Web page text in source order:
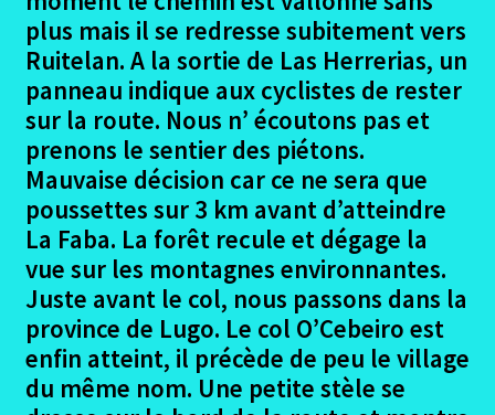
Moissac – Condom
Condom – Ferme du Barry
Ferme du Barry – Artix
Artix – Ostabat
Ostabat – St Jean Pied de Port
St jean pied de Port – Larrasoana
Larrasoana – Estella
plus mais il se redresse subitement vers
Ruitelan. A la sortie de Las Herrerias, un
panneau indique aux cyclistes de rester
sur la route. Nous n’ écoutons pas et
prenons le sentier des piétons.
Mauvaise décision car ce ne sera que
poussettes sur 3 km avant d’atteindre
La Faba. La forêt recule et dégage la
vue sur les montagnes environnantes.
Juste avant le col, nous passons dans la
province de Lugo. Le col O’Cebeiro est
enfin atteint, il précède de peu le village
du même nom. Une petite stèle se